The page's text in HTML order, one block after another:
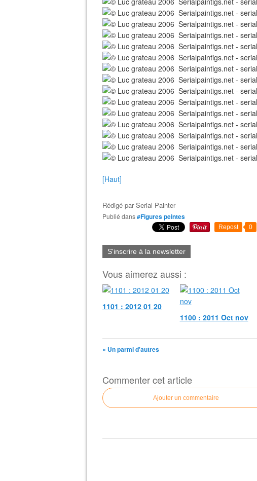
[Haut]
Rédigé parSerial Painter
Publié dans#Figures peintes
Repost 0
S'inscrire à la newsletter
Vous aimerez aussi :
1101 : 2012 01 20
1100 : 2011 Oct nov
« Un parmi d'autres
Commenter cet article
Ajouter un commentaire